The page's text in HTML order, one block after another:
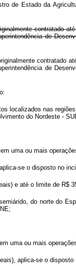
de Estado da
contratado
de
contratado
de
localizados nas
do Nordeste -
uma ou mais
se o disposto no
e até o limite de R$
do norte do
uma ou mais
aplica-se o